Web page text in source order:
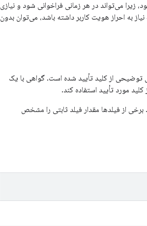
می‌تواند در هر زمانی فراخوانی شود و نیازی
به احراز هویت کاربر داشته باشد، می‌توان بدون
مورد تأیید استفاده کند.
از فیلدها مقدار فیلد ثابتی را مشخص